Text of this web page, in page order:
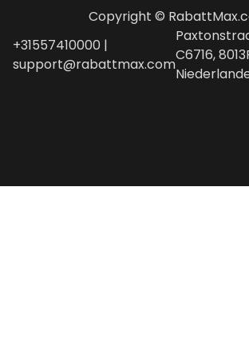
Copyright ©
+31557410000 |
support@rabattmax.com
C6716,